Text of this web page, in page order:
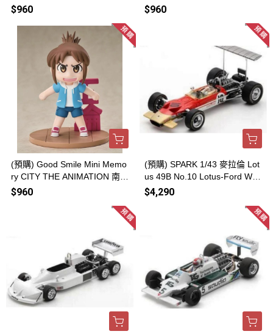
子 20260816
$960
20260816
$960
(預購) Good Smile Mini Memo
ry CITY THE ANIMATION 南雲
美鳥 20260816
$960
(預購) SPARK 1/43 麥拉倫 Lot
us 49B No.10 Lotus-Ford Win
ner Mexico GP 1968 S6371 2
$4,290